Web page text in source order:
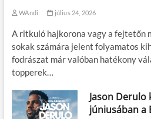
WAndi július 24, 2026
A ritkuló hajkorona vagy a fejtetőn
sokak számára jelent folyamatos
fodrászat már valóban hatékony
topperek…
Jason Derulo
júniusában a